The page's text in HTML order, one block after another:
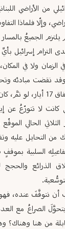
من الأراضي
وإلّا فلماذا
الجميعُ
التزام إسرائيل
الزمان ولا في
الموقّع عام 1949، وقد نقضت
بانتهاكاتها؟ ومن يقول إن
لا تتورّعُ عن
الحالي
التحايل عليه
السلبية
الذرائع والحجج
أن نتوقَّفَ عنده،
الصراعُ مع
من هنا